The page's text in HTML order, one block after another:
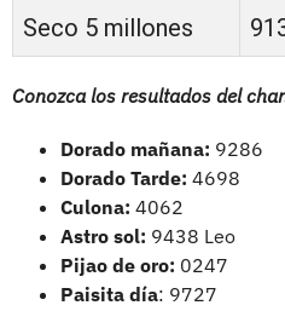
Seco 5 millones
Conozca los resultados del
Dorado mañana: 9286
Dorado Tarde: 4698
Culona: 4062
Astro sol: 9438 Leo
Pijao de oro: 0247
Paisita día: 9727